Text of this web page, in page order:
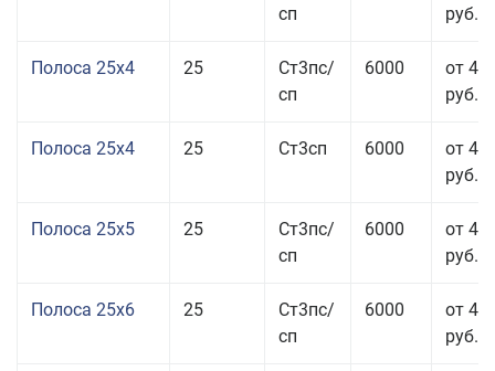
сп
руб.
Полоса 25x4 25
Ст3пс/
сп
6000
от 43
руб.
Полоса 25x4 25 Ст3сп 6000
от 43
руб.
Полоса 25x5 25
Ст3пс/
сп
6000
от 42
руб.
Полоса 25x6 25
Ст3пс/
сп
6000
от 42
руб.